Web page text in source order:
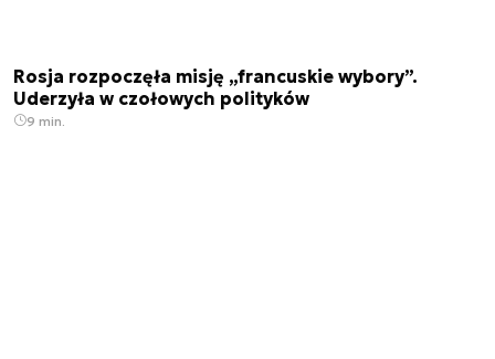
Rosja rozpoczęła misję „francuskie wybory”.
Uderzyła w czołowych polityków
9 min.